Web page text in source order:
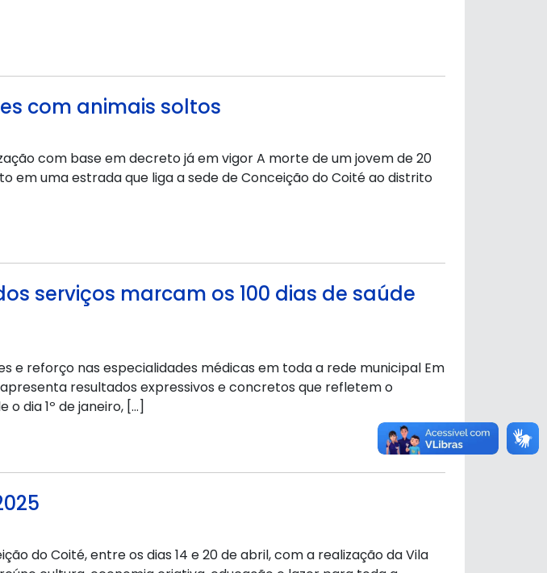
com animais soltos
com base em decreto já em vigor A morte de um jovem de 20
em uma estrada que liga a sede de Conceição do Coité ao distrito
serviços marcam os 100 dias de saúde
e reforço nas especialidades médicas em toda a rede municipal Em
resultados expressivos e concretos que refletem o
dia 1º de janeiro, […]
do Coité, entre os dias 14 e 20 de abril, com a realização da Vila